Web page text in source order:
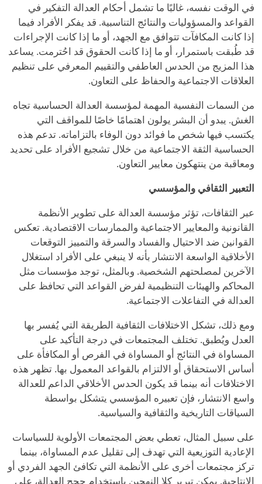
في الوقت نفسه، غالبًا ما تشمل أحكام العدالة التفكير في
القواعد والمسؤوليات والنتائج التناسبية. قد يفكر الأفراد فيما
إذا كانت المكافآت تتوافق مع الجهد، أو ما إذا كانت الإجراءات
قد طُبقت باستمرار، أو ما إذا كانت الحقوق قد احُترمت. يساعد
هذا المزيج من الحدس العاطفي والتقييم المعرفي على تنظيم
العلاقات الاجتماعية والحفاظ على التعاون.
من السمات النفسية المهمة لمؤسسة العدالة الحساسية تجاه
الغش. يبدو أن البشر يولون اهتمامًا خاصًا للمواقف التي
يكتسب فيها شخص ما فوائد دون الوفاء بالتزاماته. تدعم هذه
الحساسية الثقة الاجتماعية من خلال تشجيع الأفراد على تحديد
ومعاقبة من ينتهكون معايير التعاون.
التعبير الثقافي والمؤسسي
عبر الثقافات، تؤثر مؤسسة العدالة على تطوير الأنظمة
القانونية والمعايير الاجتماعية والممارسات الاقتصادية. تعكس
القوانين ضد الاحتيال والفساد والسرقة والتمييز التوقعات
الأخلاقية الواسعة الانتشار بأنه لا ينبغي على الأفراد استغلال
الآخرين لمصلحتهم الشخصية. وبالمثل، توجد مؤسسات مثل
المحاكم والهيئات التنظيمية لفرض القواعد التي تحافظ على
العدالة في التفاعلات الاجتماعية.
ومع ذلك، تشكل الاختلافات الثقافية الطريقة التي يُفسر بها
العدل ويُطبق. تختلف المجتمعات في درجة التأكيد على
المساواة في النتائج أو المساواة في الفرص أو المكافأة على
أساس الاستحقاق أو الالتزام بالقواعد المعمول بها. تظهر هذه
الاختلافات أنه بينما قد يكون الحدس الأخلاقي الداعم للعدالة
واسع الانتشار، فإن تعبيره المؤسسي يتشكل بواسطة
السياقات التاريخية والثقافية والسياسية.
على سبيل المثال، تعطي بعض المجتمعات الأولوية للسياسات
الإعادية التوزيعية التي تهدف إلى تقليل عدم المساواة، بينما
تركز مجتمعات أخرى على الأنظمة التي تكافئ الجهد الفردي أو
الإنتاجية. يمكن تبرير كلا النهجين باستخدام حجج العدالة، على